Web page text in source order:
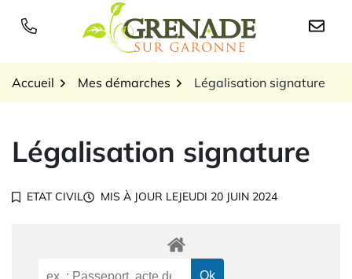
Logo Grenade sur
Accueil Mes démarches Légalisation signature
Légalisation signature
ETAT CIVIL MIS À JOUR LEJEUDI 20 JUIN 2024